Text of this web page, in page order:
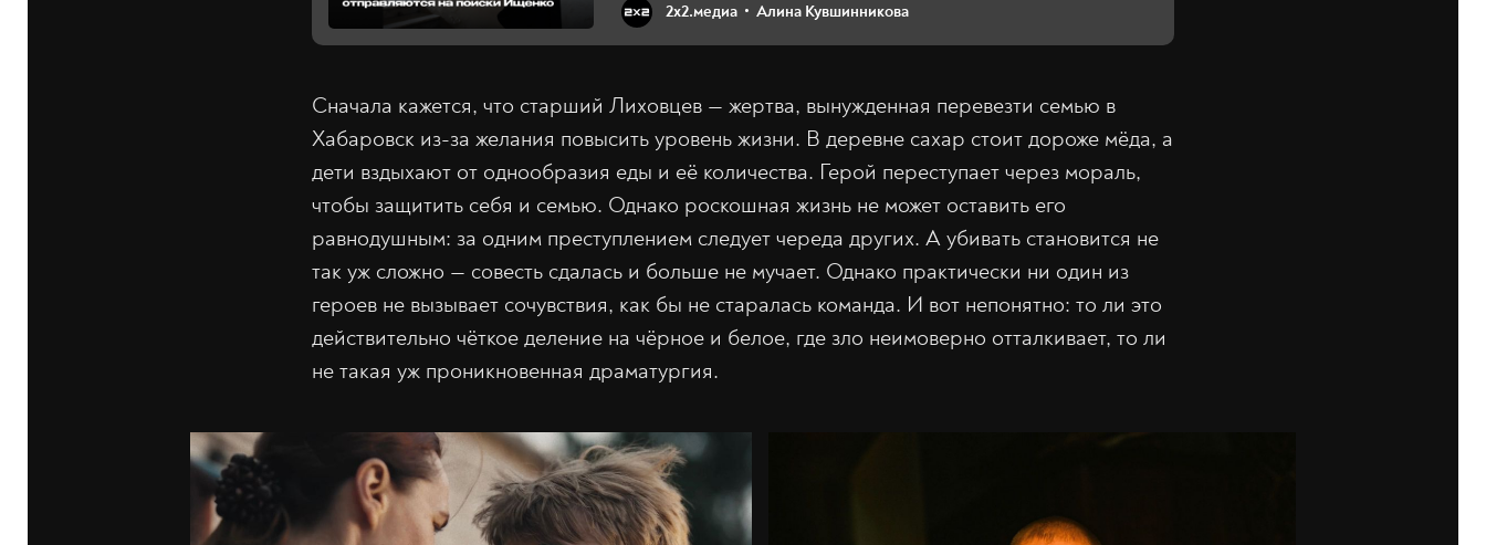
2х2.медиа Алина Кувшинникова
Сначала кажется, что старший Лиховцев — жертва, вынужденная перевезти семью в
Хабаровск из-за желания повысить уровень жизни. В деревне сахар стоит дороже мёда, а
дети вздыхают от однообразия еды и её количества. Герой переступает через мораль,
чтобы защитить себя и семью. Однако роскошная жизнь не может оставить его
равнодушным: за одним преступлением следует череда других. А убивать становится не
так уж сложно — совесть сдалась и больше не мучает. Однако практически ни один из
героев не вызывает сочувствия, как бы не старалась команда. И вот непонятно: то ли это
действительно чёткое деление на чёрное и белое, где зло неимоверно отталкивает, то ли
не такая уж проникновенная драматургия.